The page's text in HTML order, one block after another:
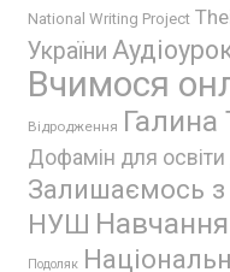
National Writing Project
України
Вчимося
Відродження
Дофамін для освіти
Залишаємось з
НУШ
Подоляк